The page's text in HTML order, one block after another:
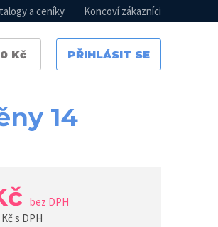
a ceníky Koncoví zákazníci
PŘIHLÁSIT SE
0 Kč
14
bez DPH
Kč s DPH